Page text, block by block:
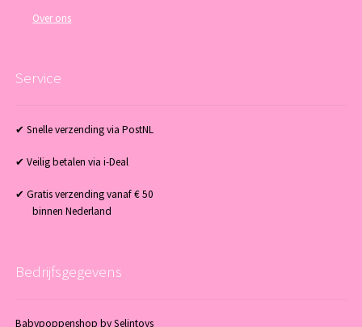
Over ons
Service
✔ Snelle verzending via PostNL
✔ Veilig betalen via i-Deal
✔ Gratis verzending vanaf € 50
binnen Nederland
Bedrijfsgegevens
Babypoppenshop by Selintoys